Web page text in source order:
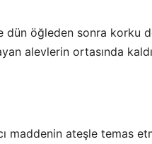
dün öğleden sonra korku
alevlerin ortasında
maddenin ateşle temas